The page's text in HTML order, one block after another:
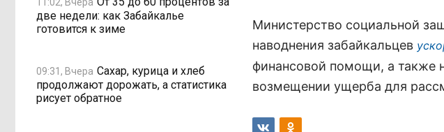
две недели: как Забайкалье
готовится к зиме
09:31, Вчера Сахар, курица и хлеб
продолжают дорожать, а статистика
рисует обратное
Министерство социальной
наводнения забайкальцев
финансовой помощи, а также
возмещении ущерба для